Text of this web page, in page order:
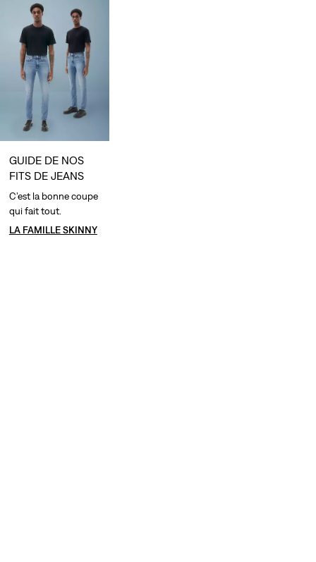
GUIDE DE NOS
FITS DE JEANS
C’est la bonne coupe
qui fait tout.
LA FAMILLE SKINNY